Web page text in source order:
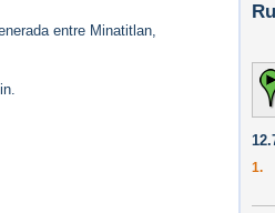
entre Minatitlan,
1.